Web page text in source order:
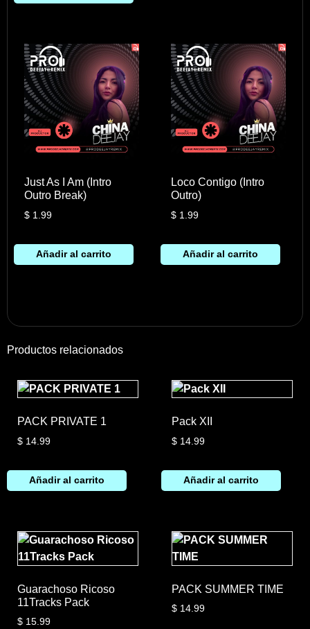
Just As I Am (Intro
Outro Break)
$1.99
Añadir al carrito
Loco Contigo (Intro
Outro)
$ 1.99
Añadir al carrito
Productos relacionados
PACK PRIVATE 1
$ 14.99
Añadir al carrito
Pack XII
$14.99
Añadir al carrito
Guarachoso Ricoso
11Tracks Pack
$ 15.99
PACK SUMMER TIME
$14.99